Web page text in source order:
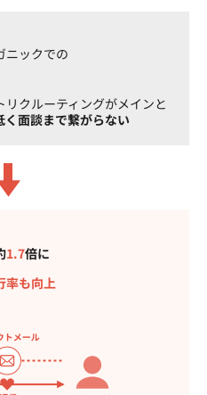
ニックでの
クルーティングがメインと
く面談まで繋がらない
1.7倍に
率も向上